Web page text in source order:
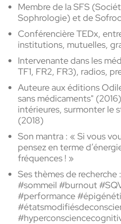
Membre de la SFS
Sophrologie) et de
ConférencièreTEDx,
institutions, mutuelles,
Intervenante dans les
TF1, FR2, FR3), radios,
Auteure aux éditions
sans médicaments"
intérieures, surmonter le
(2018)
Son mantra : « Si vous
pensez en terme
fréquences ! »
Ses thèmes de
#sommeil #burnout
#performance